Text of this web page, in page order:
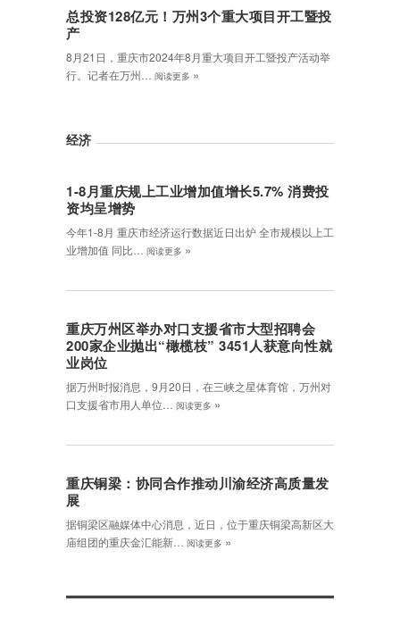
总投资128亿元！万州3个重大项目开工暨投
产
8月21日，重庆市2024年8月重大项目开工暨投产活动举
行。记者在万州…
阅读更多 »
经济
1-8月重庆规上工业增加值增长5.7% 消费投
资均呈增势
今年1-8月 重庆市经济运行数据近日出炉 全市规模以上工
业增加值 同比…
阅读更多 »
重庆万州区举办对口支援省市大型招聘会
200家企业抛出“橄榄枝” 3451人获意向性就
业岗位
据万州时报消息，9月20日，在三峡之星体育馆，万州对
口支援省市用人单位…
阅读更多 »
重庆铜梁：协同合作推动川渝经济高质量发
展
据铜梁区融媒体中心消息，近日，位于重庆铜梁高新区大
庙组团的重庆金汇能新…
阅读更多 »